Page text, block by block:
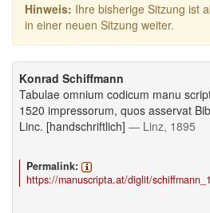
Hinweis: Ihre bisherige Sitzung ist
in einer neuen Sitzung weiter.
Konrad Schiffmann
Tabulae omnium codicum manu
1520 impressorum, quos asservat
Linc. [handschriftlich] — Linz, 1895
Permalink:
https://manuscripta.at/diglit/